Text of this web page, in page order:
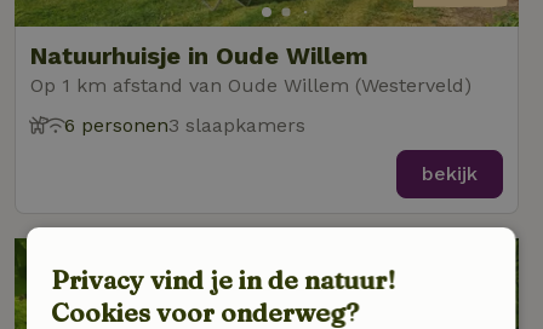
Natuurhuisje in Oude Willem
Op 1 km afstand van Oude Willem (Westerveld)
6 personen3 slaapkamers
bekijk
Privacy vind je in de natuur!
Cookies voor onderweg?